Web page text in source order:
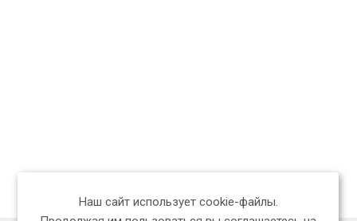
Наш сайт использует cookie-файлы.